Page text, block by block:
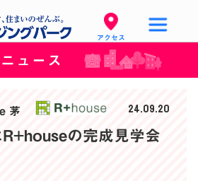
アクセス
ュース
茅 24.09.20
の完成見学会